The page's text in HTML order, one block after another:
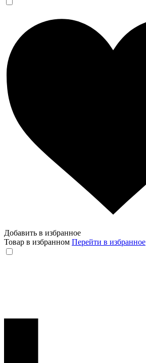
Добавить в избранное
Товар в избранном Перейти в избранное